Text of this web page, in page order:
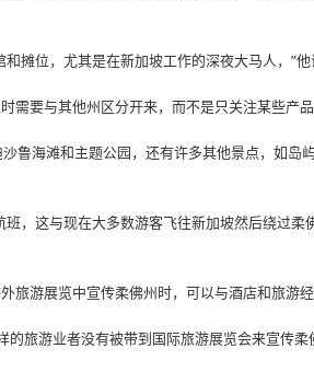
摊位，尤其是在新加坡工作的深夜大马人，”他
需要与其他州区分开来，而不是只关注某些产品
鲁海滩和主题公园，还有许多其他景点，如岛
班，这与现在大多数游客飞往新加坡然后绕过柔
旅游展览中宣传柔佛州时，可以与酒店和旅游经
的旅游业者没有被带到国际旅游展览会来宣传